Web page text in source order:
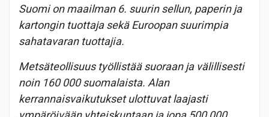
Suomi on maailman 6. suurin sellun, paperin ja
kartongin tuottaja sekä Euroopan suurimpia
sahatavaran tuottajia.
Metsäteollisuus työllistää suoraan ja välillisesti
noin 160 000 suomalaista. Alan
kerrannaisvaikutukset ulottuvat laajasti